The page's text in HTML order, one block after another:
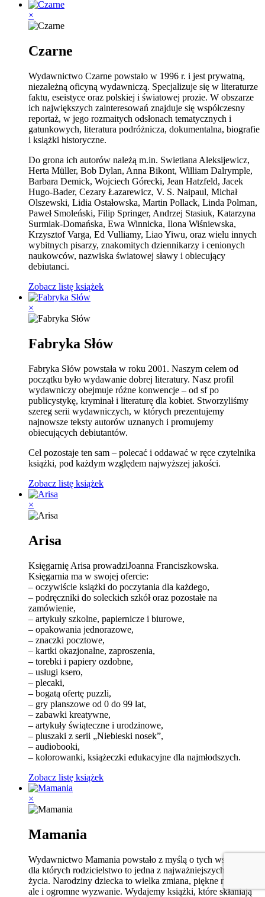
×
Czarne
Wydawnictwo Czarne powstało w 1996 r. i jest prywatną,
niezależną oficyną wydawniczą. Specjalizuje się w literaturze
faktu, eseistyce oraz polskiej i światowej prozie. W obszarze
ich największych zainteresowań znajduje się współczesny
reportaż, w jego rozmaitych odsłonach tematycznych i
gatunkowych, literatura podróżnicza, dokumentalna, biografie
i książki historyczne.
Do grona ich autorów należą m.in. Swietłana Aleksijewicz,
Herta Müller, Bob Dylan, Anna Bikont, William Dalrymple,
Barbara Demick, Wojciech Górecki, Jean Hatzfeld, Jacek
Hugo-Bader, Cezary Łazarewicz, V. S. Naipaul, Michał
Olszewski, Lidia Ostałowska, Martin Pollack, Linda Polman,
Paweł Smoleński, Filip Springer, Andrzej Stasiuk, Katarzyna
Surmiak-Domańska, Ewa Winnicka, Ilona Wiśniewska,
Krzysztof Varga, Ed Vulliamy, Liao Yiwu, oraz wielu innych
wybitnych pisarzy, znakomitych dziennikarzy i cenionych
naukowców, nazwiska światowej sławy i obiecujący
debiutanci.
Zobacz listę książek
×
Fabryka Słów
Fabryka Słów powstała w roku 2001. Naszym celem od
początku było wydawanie dobrej literatury. Nasz profil
wydawniczy obejmuje różne konwencje – od sf po
publicystykę, kryminał i literaturę dla kobiet. Stworzyliśmy
szereg serii wydawniczych, w których prezentujemy
najnowsze teksty autorów uznanych i promujemy
obiecujących debiutantów.
Cel pozostaje ten sam – polecać i oddawać w ręce czytelnika
książki, pod każdym względem najwyższej jakości.
Zobacz listę książek
×
Arisa
Księgarnię Arisa prowadziJoanna Franciszkowska.
Księgarnia ma w swojej ofercie:
– oczywiście książki do poczytania dla każdego,
– podręczniki do soleckich szkół oraz pozostałe na
zamówienie,
– artykuły szkolne, papiernicze i biurowe,
– opakowania jednorazowe,
– znaczki pocztowe,
– kartki okazjonalne, zaproszenia,
– torebki i papiery ozdobne,
– usługi ksero,
– plecaki,
– bogatą ofertę puzzli,
– gry planszowe od 0 do 99 lat,
– zabawki kreatywne,
– artykuły świąteczne i urodzinowe,
– pluszaki z serii „Niebieski nosek”,
– audiobooki,
– kolorowanki, książeczki edukacyjne dla najmłodszych.
Zobacz listę książek
×
Mamania
Wydawnictwo Mamania powstało z myślą o tych wszystkich,
dla których rodzicielstwo to jedna z najważniejszych przygód
życia. Narodziny dziecka to wielka zmiana, piękne momenty,
ale i ogromne wyzwanie. Wydajemy książki, które skłaniają